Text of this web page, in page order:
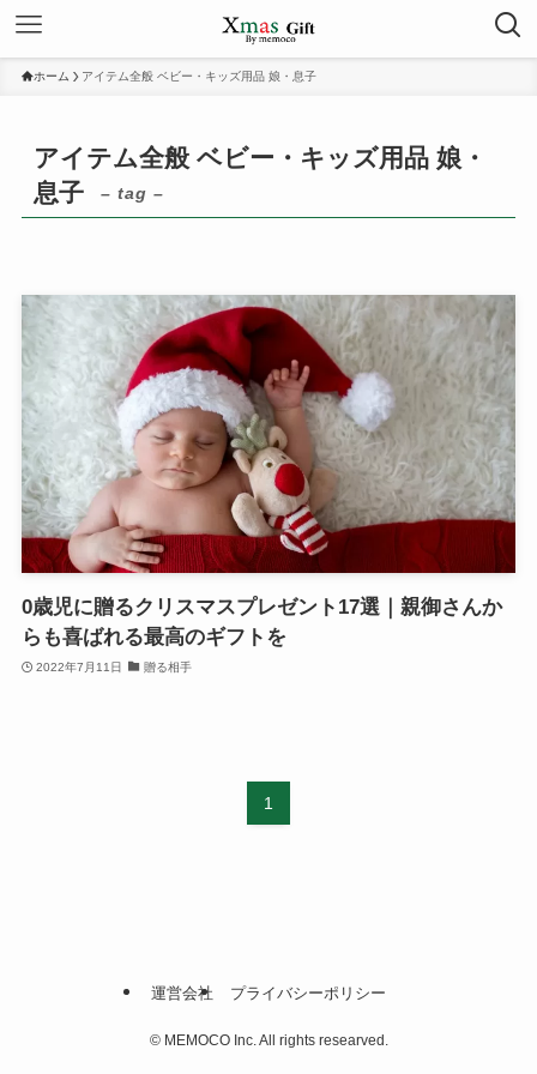
ホーム アイテム全般 ベビー・キッズ用品 娘・息子
アイテム全般 ベビー・キッズ用品 娘・
息子
– tag –
0歳児に贈るクリスマスプレゼント17選｜親御さんか
らも喜ばれる最高のギフトを
2022年7月11日 贈る相手
1
運営会社 プライバシーポリシー
©MEMOCO Inc. All rights researved.